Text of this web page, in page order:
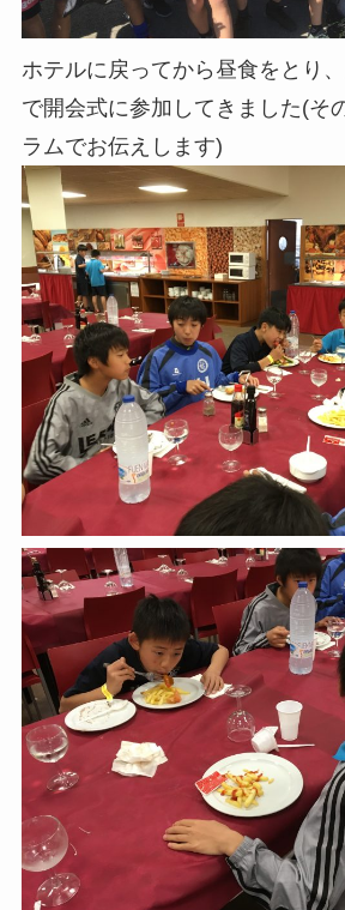
ホテルに戻ってから昼食をとり
で開会式に参加してきました(そ
ラムでお伝えします)